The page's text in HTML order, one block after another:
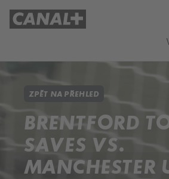
ZPĚT NA PŘEHLED
BRENTFORD
SAVES VS.
MANCHESTER